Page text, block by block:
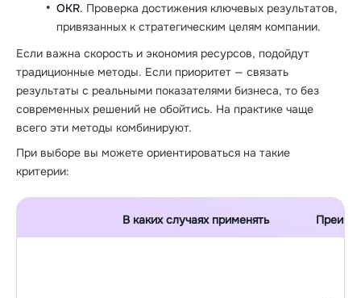
OKR. Проверка достижения ключевых результатов,
привязанных к стратегическим целям компании.
Если важна скорость и экономия ресурсов, подойдут
традиционные методы. Если приоритет — связать
результаты с реальными показателями бизнеса, то без
современных решений не обойтись. На практике чаще
всего эти методы комбинируют.
При выборе вы можете ориентироваться на такие
критерии:
В каких случаях применять